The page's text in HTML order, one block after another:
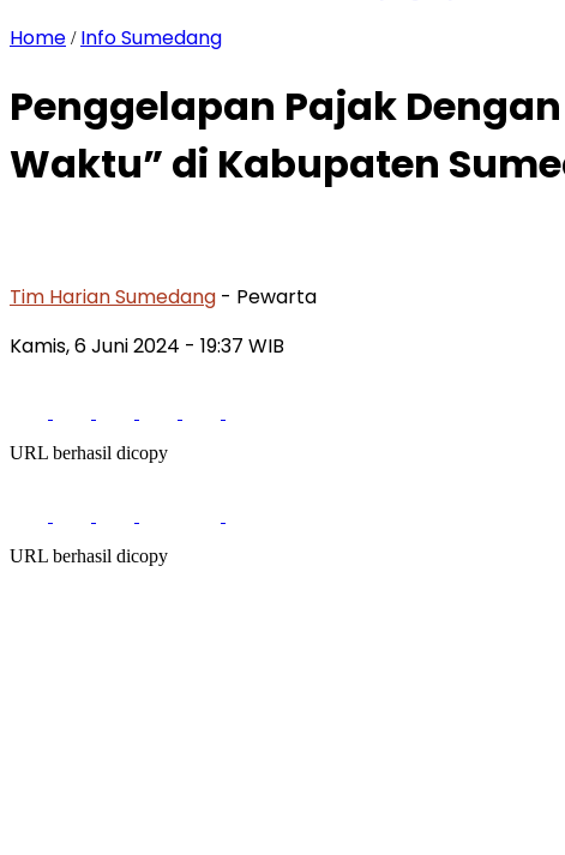
Home / Info Sumedang
Penggelapan Pajak
Waktu” di Kabupaten
Tim Harian Sumedang - Pewarta
Kamis, 6 Juni 2024 - 19:37 WIB
URL berhasil dicopy
URL berhasil dicopy